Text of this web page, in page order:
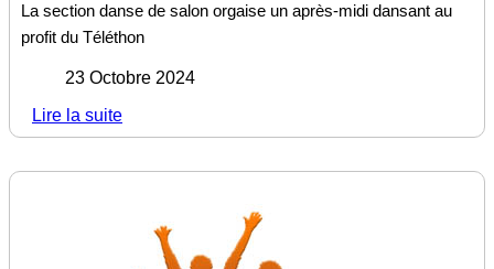
La section danse de salon orgaise un après-midi dansant au
profit du Téléthon
23 Octobre 2024
Lire la suite